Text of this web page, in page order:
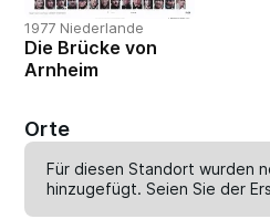
1977 Niederlande
Die Brücke von
Arnheim
Orte
Für diesen Standort wurden
hinzugefügt. Seien Sie der